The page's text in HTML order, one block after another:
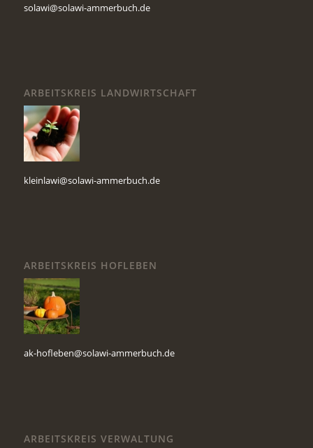
solawi@solawi-ammerbuch.de
ARBEITSKREIS LANDWIRTSCHAFT
kleinlawi@solawi-ammerbuch.de
ARBEITSKREIS HOFLEBEN
ak-hofleben@solawi-ammerbuch.de
ARBEITSKREIS VERWALTUNG